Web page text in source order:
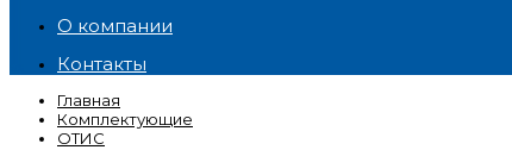
О компании
Контакты
Главная
Комплектующие
ОТИС